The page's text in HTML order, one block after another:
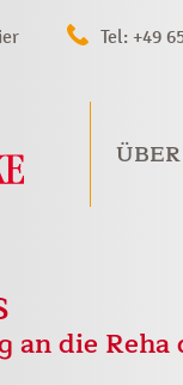
Tel: +49
an die Reha